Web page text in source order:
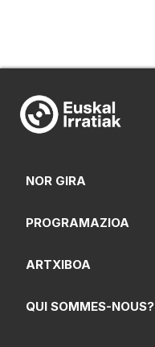
NOR GIRA
PROGRAMAZIOA
ARTXIBOA
QUI SOMMES-NOUS?